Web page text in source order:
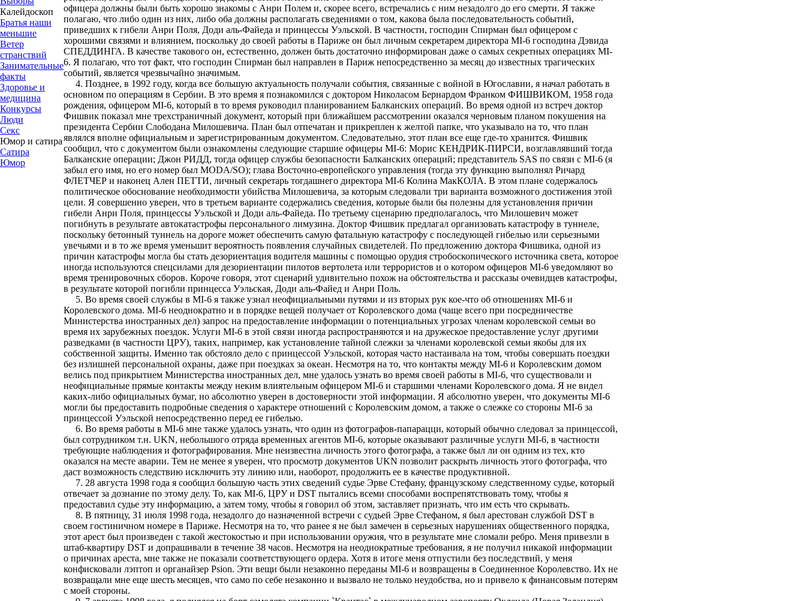
Калейдоскоп
Братья наши
меньшие
Ветер
странствий
Занимательные
факты
Здоровье и
медицина
Конкурсы
Люди
Секс
Юмор и сатира
Сатира
Юмор
офицера должны были быть хорошо знакомы с Анри Полем и, скорее всего, встречались с ним незадолго до его смерти. Я также
полагаю, что либо один из них, либо оба должны располагать сведениями о том, какова была последовательность событий,
приведших к гибели Анри Поля, Доди аль-Файеда и принцессы Уэльской. В частности, господин Спирман был офицером с
хорошими связями и влиянием, поскольку до своей работы в Париже он был личным секретарем директора MI-6 господина Дэвида
СПЕДДИНГА. В качестве такового он, естественно, должен быть достаточно информирован даже о самых секретных операциях MI-
6. Я полагаю, что тот факт, что господин Спирман был направлен в Париж непосредственно за месяц до известных трагических
событий, является чрезвычайно значимым.
4. Позднее, в 1992 году, когда все большую актуальность получали события, связанные с войной в Югославии, я начал работать в
основном по операциям в Сербии. В это время я познакомился с доктором Николасом Бернардом Франком ФИШВИКОМ, 1958 года
рождения, офицером MI-6, который в то время руководил планированием Балканских операций. Во время одной из встреч доктор
Фишвик показал мне трехстраничный документ, который при ближайшем рассмотрении оказался черновым планом покушения на
президента Сербии Слободана Милошевича. План был отпечатан и прикреплен к желтой папке, что указывало на то, что план
являлся вполне официальным и зарегистрированным документом. Следовательно, этот план все еще где-то хранится. Фишвик
сообщил, что с документом были ознакомлены следующие старшие офицеры MI-6: Морис КЕНДРИК-ПИРСИ, возглавлявший тогда
Балканские операции; Джон РИДД, тогда офицер службы безопасности Балканских операций; представитель SAS по связи с MI-6 (я
забыл его имя, но его номер был MODA/SO); глава Восточно-европейского управления (тогда эту функцию выполнял Ричард
ФЛЕТЧЕР и наконец Ален ПЕТТИ, личный секретарь тогдашнего директора MI-6 Колина МакКОЛА. В этом плане содержалось
политическое обоснование необходимости убийства Милошевича, за которым следовали три варианта возможного достижения этой
цели. Я совершенно уверен, что в третьем варианте содержались сведения, которые были бы полезны для установления причин
гибели Анри Поля, принцессы Уэльской и Доди аль-Файеда. По третьему сценарию предполагалось, что Милошевич может
погибнуть в результате автокатастрофы персонального лимузина. Доктор Фишвик предлагал организовать катастрофу в туннеле,
поскольку бетонный туннель на дороге может обеспечить самую фатальную катастрофу с последующей гибелью или серьезными
увечьями и в то же время уменьшит вероятность появления случайных свидетелей. По предложению доктора Фишвика, одной из
причин катастрофы могла бы стать дезориентация водителя машины с помощью орудия стробоскопического источника света, которое
иногда используются спецсилами для дезориентации пилотов вертолета или террористов и о котором офицеров MI-6 уведомляют во
время тренировочных сборов. Короче говоря, этот сценарий удивительно похож на обстоятельства и рассказы очевидцев катастрофы,
в результате которой погибли принцесса Уэльская, Доди аль-Файед и Анри Поль.
5. Во время своей службы в MI-6 я также узнал неофициальными путями и из вторых рук кое-что об отношениях MI-6 и
Королевского дома. MI-6 неоднократно и в порядке вещей получает от Королевского дома (чаще всего при посредничестве
Министерства иностранных дел) запрос на предоставление информации о потенциальных угрозах членам королевской семьи во
время их зарубежных поездок. Услуги MI-6 в этой связи иногда распространяются и на дружеское предоставление услуг другими
разведками (в частности ЦРУ), таких, например, как установление тайной слежки за членами королевской семьи якобы для их
собственной защиты. Именно так обстояло дело с принцессой Уэльской, которая часто настаивала на том, чтобы совершать поездки
без излишней персональной охраны, даже при поездках за океан. Несмотря на то, что контакты между MI-6 и Королевским домом
велись под прикрытием Министерства иностранных дел, мне удалось узнать во время своей работы в MI-6, что существовали и
неофициальные прямые контакты между неким влиятельным офицером MI-6 и старшими членами Королевского дома. Я не видел
каких-либо официальных бумаг, но абсолютно уверен в достоверности этой информации. Я абсолютно уверен, что документы MI-6
могли бы предоставить подробные сведения о характере отношений с Королевским домом, а также о слежке со стороны MI-6 за
принцессой Уэльской непосредственно перед ее гибелью.
6. Во время работы в MI-6 мне также удалось узнать, что один из фотографов-папарацци, который обычно следовал за принцессой,
был сотрудником т.н. UKN, небольшого отряда временных агентов MI-6, которые оказывают различные услуги MI-6, в частности
требующие наблюдения и фотографирования. Мне неизвестна личность этого фотографа, а также был ли он одним из тех, кто
оказался на месте аварии. Тем не менее я уверен, что просмотр документов UKN позволит раскрыть личность этого фотографа, что
даст возможность следствию исключить эту линию или, наоборот, продолжить ее в качестве продуктивной.
7. 28 августа 1998 года я сообщил большую часть этих сведений судье Эрве Стефану, французскому следственному судье, который
отвечает за дознание по этому делу. То, как MI-6, ЦРУ и DST пытались всеми способами воспрепятствовать тому, чтобы я
предоставил судье эту информацию, а затем тому, чтобы я говорил об этом, заставляет признать, что им есть что скрывать.
8. В пятницу, 31 июля 1998 года, незадолго до назначенной встречи с судьей Эрве Стефаном, я был арестован службой DST в
своем гостиничном номере в Париже. Несмотря на то, что ранее я не был замечен в серьезных нарушениях общественного порядка,
этот арест был произведен с такой жестокостью и при использовании оружия, что в результате мне сломали ребро. Меня привезли в
штаб-квартиру DST и допрашивали в течение 38 часов. Несмотря на неоднократные требования, я не получил никакой информации
о причинах ареста, мне также не показали соответствующего ордера. Хотя в итоге меня отпустили без последствий, у меня
конфисковали лэптоп и органайзер Psion. Эти вещи были незаконно переданы MI-6 и возвращены в Соединенное Королевство. Их не
возвращали мне еще шесть месяцев, что само по себе незаконно и вызвало не только неудобства, но и привело к финансовым потерям
с моей стороны.